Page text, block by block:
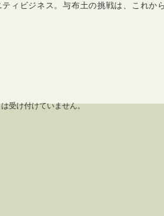
ィビジネス。与布土の挑戦は、これか
受け付けていません。